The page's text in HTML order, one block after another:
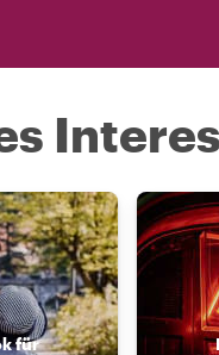
für